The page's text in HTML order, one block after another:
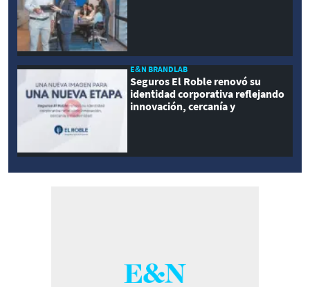
E&N BRANDLAB
Seguros El Roble renovó su
identidad corporativa reflejando
innovación, cercanía y